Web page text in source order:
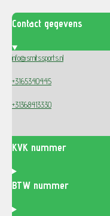
Contact gegevens
info@smitssports.nl
+3165340445
+31368413330
KVK nummer
BTW nummer